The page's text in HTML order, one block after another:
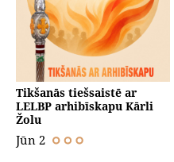
Tikšanās tiešsaistē ar
LELBP arhibīskapu Kārli
Žolu
Jūn 2